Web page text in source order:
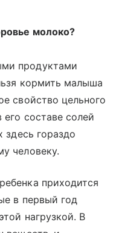
молоко?
продуктами
кормить малыша
свойство цельного
составе солей
здесь гораздо
человеку.
приходится
в первый год
нагрузкой. В